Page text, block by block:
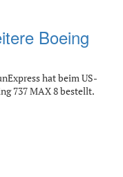
Boeing
hat beim US-
737 MAX 8 bestellt.